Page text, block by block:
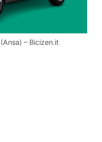
– Bicizen.it